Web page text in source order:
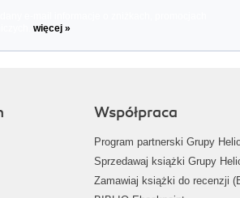
więcej »
Współpraca
Program partnerski Grupy
Sprzedawaj książki Grupy
Zamawiaj książki do recenzji